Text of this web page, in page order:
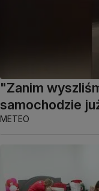
"Zanim
samochodzie
METEO